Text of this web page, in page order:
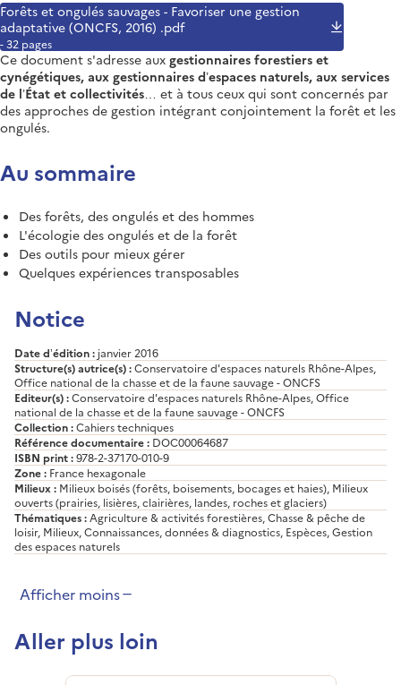
Forêts et ongulés sauvages - Favoriser une gestion
adaptative (ONCFS, 2016) .pdf
- 32 pages
Ce document s'adresse aux gestionnaires forestiers et
cynégétiques, aux gestionnaires d’espaces naturels, aux services
de l’État et collectivités…
et à tous ceux qui sont concernés par
des approches de gestion intégrant conjointement la forêt et les
ongulés.
Au sommaire
Des forêts, des ongulés et des hommes
L'écologie des ongulés et de la forêt
Des outils pour mieux gérer
Quelques expériences transposables
Notice
Date d’édition : janvier 2016
Structure(s) autrice(s) :Conservatoire d'espaces naturels Rhône-Alpes,
Office national de la chasse et de la faune sauvage - ONCFS
Editeur(s) :Conservatoire d'espaces naturels Rhône-Alpes, Office
national de la chasse et de la faune sauvage - ONCFS
Collection :Cahiers techniques
Référence documentaire : DOC00064687
ISBN print :978-2-37170-010-9
Zone : France hexagonale
Milieux : Milieux boisés (forêts, boisements, bocages et haies), Milieux
ouverts (prairies, lisières, clairières, landes, roches et glaciers)
Thématiques :Agriculture & activités forestières, Chasse & pêche de
loisir, Milieux, Connaissances, données & diagnostics, Espèces, Gestion
des espaces naturels
Afficher moins
Aller plus loin